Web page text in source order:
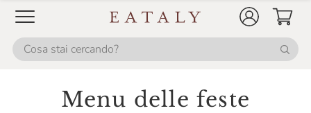
Menu delle feste
Friul Trota